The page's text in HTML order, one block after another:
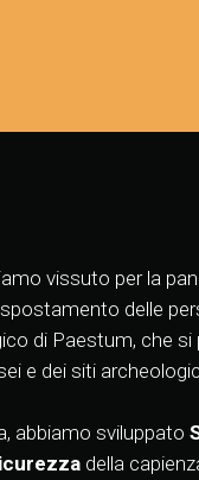
vissuto per la
delle
di Paestum, che si
e dei siti
abbiamo sviluppato
della